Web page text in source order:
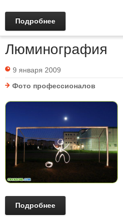
Подробнее
Люминография
9 января 2009
Фото профессионалов
Подробнее